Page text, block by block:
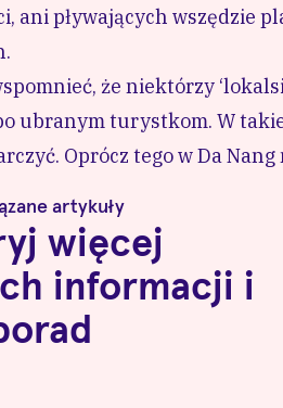
ani pływających wszędzie
że niektórzy
ubranym turystkom. W
Oprócz tego w Da
artykuły
więcej
informacji i